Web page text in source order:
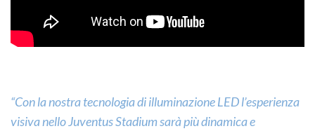
“Con la nostra tecnologia di illuminazione LED l’esperienza
visiva nello Juventus Stadium sarà più dinamica e